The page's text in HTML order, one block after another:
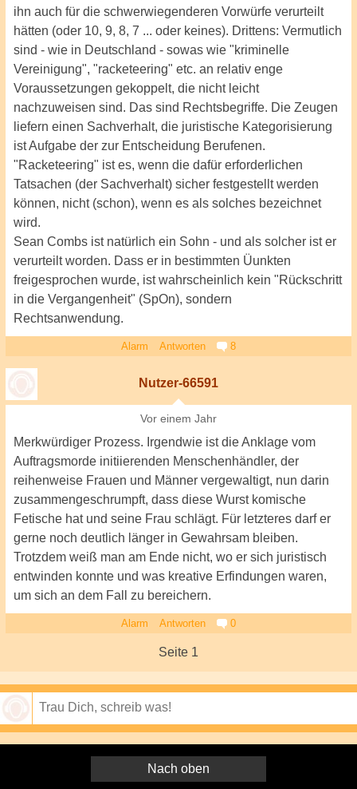
ihn auch für die schwerwiegenderen Vorwürfe verurteilt
hätten (oder 10, 9, 8, 7 ... oder keines). Drittens: Vermutlich
sind - wie in Deutschland - sowas wie "kriminelle
Vereinigung", "racketeering" etc. an relativ enge
Voraussetzungen gekoppelt, die nicht leicht
nachzuweisen sind. Das sind Rechtsbegriffe. Die Zeugen
liefern einen Sachverhalt, die juristische Kategorisierung
ist Aufgabe der zur Entscheidung Berufenen.
"Racketeering" ist es, wenn die dafür erforderlichen
Tatsachen (der Sachverhalt) sicher festgestellt werden
können, nicht (schon), wenn es als solches bezeichnet
wird.
Sean Combs ist natürlich ein Sohn - und als solcher ist er
verurteilt worden. Dass er in bestimmten Üunkten
freigesprochen wurde, ist wahrscheinlich kein "Rückschritt
in die Vergangenheit" (SpOn), sondern
Rechtsanwendung.
Alarm Antworten 8
Nutzer-66591
Vor einem Jahr
Merkwürdiger Prozess. Irgendwie ist die Anklage vom
Auftragsmorde initiierenden Menschenhändler, der
reihenweise Frauen und Männer vergewaltigt, nun darin
zusammengeschrumpft, dass diese Wurst komische
Fetische hat und seine Frau schlägt. Für letzteres darf er
gerne noch deutlich länger in Gewahrsam bleiben.
Trotzdem weiß man am Ende nicht, wo er sich juristisch
entwinden konnte und was kreative Erfindungen waren,
um sich an dem Fall zu bereichern.
Alarm Antworten 0
Seite 1
Nach oben